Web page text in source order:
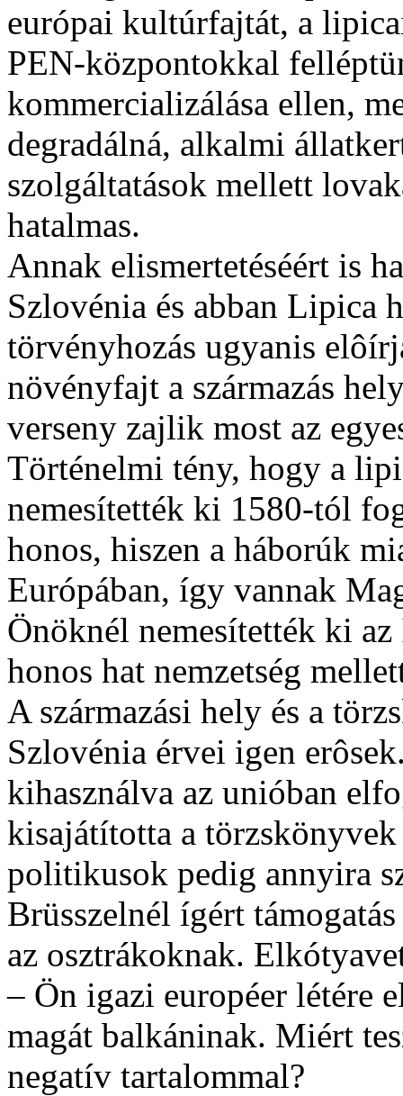
európai kultúrfajtát, a
PEN-központokkal
kommercializálása ellen,
degradálná, alkalmi
szolgáltatások mellett
hatalmas.
Annak elismertetéséért is
Szlovénia és abban Lipica
törvényhozás ugyanis
növényfajt a származás
verseny zajlik most az
Történelmi tény, hogy a
nemesítették ki 1580-tól
honos, hiszen a háborúk
Európában, így vannak
Önöknél nemesítették ki
honos hat nemzetség
A származási hely és a
Szlovénia érvei igen
kihasználva az unióban
kisajátította a
politikusok pedig annyira
Brüsszelnél ígért
az osztrákoknak.
– Ön igazi européer létére
magát balkáninak. Miért
negatív tartalommal?